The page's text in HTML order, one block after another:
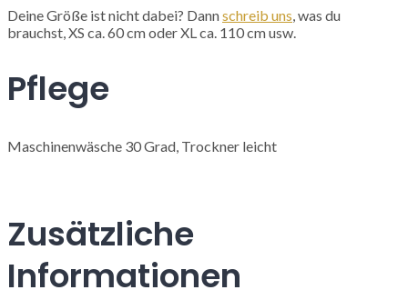
Deine Größe ist nicht dabei? Dannschreib uns, was du
brauchst, XS ca. 60 cm oder XL ca. 110 cm usw.
Pflege
Maschinenwäsche 30 Grad, Trockner leicht
Zusätzliche
Informationen